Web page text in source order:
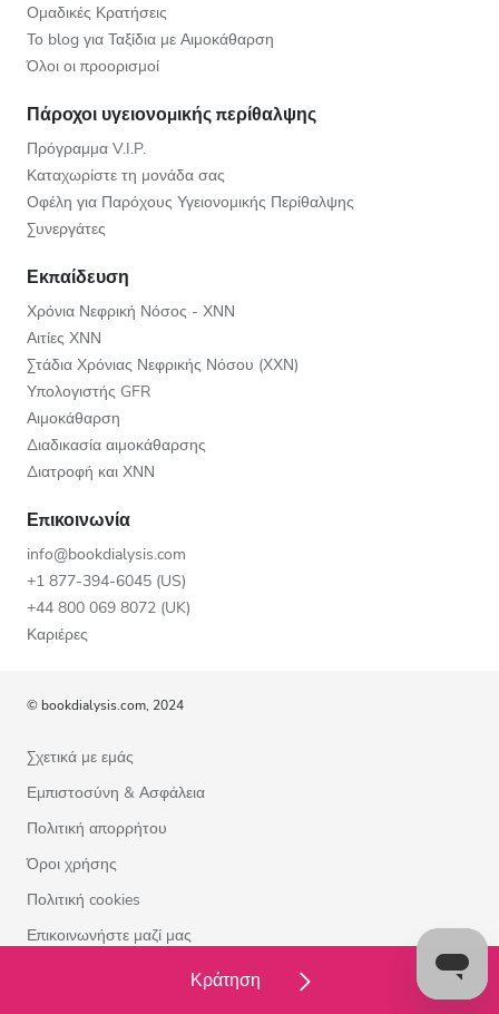
Κράτηση
Ομαδικές Κρατήσεις
Το blog για Ταξίδια με Αιμοκάθαρση
Όλοι οι προορισμοί
Πάροχοι υγειονομικής περίθαλψης
Πρόγραμμα V.I.P.
Καταχωρίστε τη μονάδα σας
Οφέλη για Παρόχους Υγειονομικής Περίθαλψης
Συνεργάτες
Εκπαίδευση
Χρόνια Νεφρική Νόσος - ΧΝΝ
Αιτίες ΧΝΝ
Στάδια Χρόνιας Νεφρικής Νόσου (ΧΧΝ)
Υπολογιστής GFR
Αιμοκάθαρση
Διαδικασία αιμοκάθαρσης
Διατροφή και ΧΝΝ
Επικοινωνία
info@bookdialysis.com
+1 877-394-6045 (US)
+44 800 069 8072 (UK)
Καριέρες
© bookdialysis.com, 2024
Σχετικά με εμάς
Εμπιστοσύνη & Ασφάλεια
Πολιτική απορρήτου
Όροι χρήσης
Πολιτική cookies
Επικοινωνήστε μαζί μας